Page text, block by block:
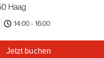
Haag
14:00 - 16:00
Jetzt buchen